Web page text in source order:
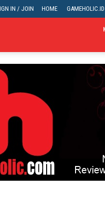
IN / JOIN HOME GAMEHOLIC.ID